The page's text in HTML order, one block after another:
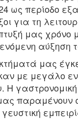
ως περίοδο
για τη
μας χρόνο
αύξηση
μας
με μεγάλο
Η